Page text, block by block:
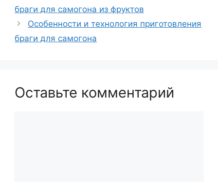
браги для самогона из фруктов
Особенности и технология приготовления
браги для самогона
Оставьте комментарий